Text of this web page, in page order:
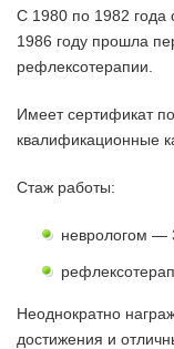
С 1980 по 1982 года
1986 году прошла
рефлексотерапии.
Имеет сертификат
квалификационные
Стаж работы:
неврологом —
Неоднократно
достижения и